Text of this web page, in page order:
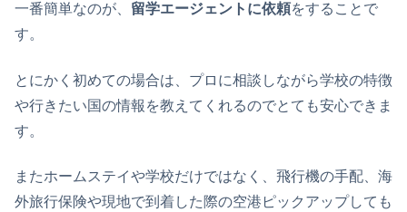
一番簡単なのが、 留学エージェントに依頼をすることで
す。
とにかく初めての場合は、プロに相談しながら学校の特徴
や行きたい国の情報を教えてくれるのでとても安心できま
す。
またホームステイや学校だけではなく、飛行機の手配、海
外旅行保険や現地で到着した際の空港ピックアップしても